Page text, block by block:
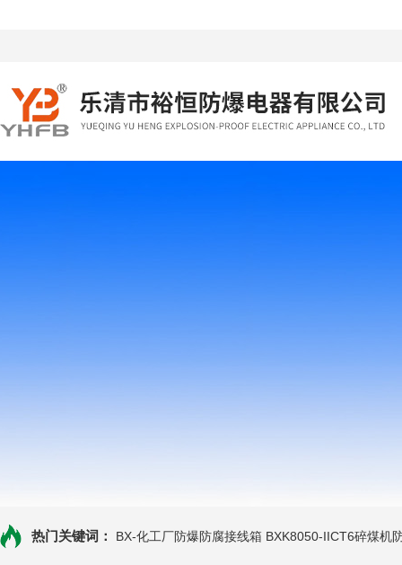
热门关键词： BX-化工厂防爆防腐接线箱 BXK8050-IICT6碎煤机